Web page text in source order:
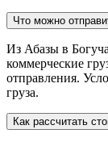
Что можно
Из Абазы в
коммерческие
отправления.
груза.
Как рассчитать